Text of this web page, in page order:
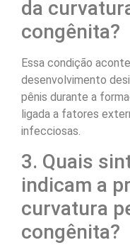
da
congênita?
Essa condição
desenvolvimento
pênis durante a
ligada a fatores
infecciosas.
3. Quais
indicam a
curvatura
congênita?